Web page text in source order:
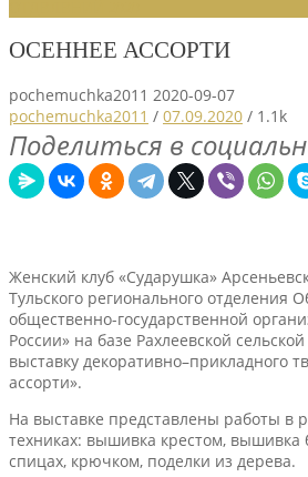
ОСЕННЕЕ АССОРТИ
pochemuchka2011 2020-09-07
pochemuchka2011 / 07.09.2020 / 1.1k
Поделиться в
Женский клуб «Сударушка»
Тульского регионального отделения
общественно-государственной
России» на базе Рахлеевской
выставку декоративно–прикладного
ассорти».
На выставке представлены работы в
техниках: вышивка крестом, вышивка
спицах, крючком, поделки из дерева.